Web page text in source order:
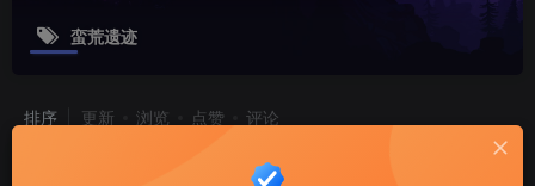
蛮荒遗迹
排序 更新 浏览 点赞 评论
战神引擎【传奇手游龙腾盛世白猪新UI